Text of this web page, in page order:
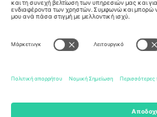
Av Chapultepec 360, Roma
Norte, Cuauhtémoc, 06700
Ciudad de México, CDMX,
Mexico
Η νομική οντότητα του παρόχου
τομέα. Για λεπτομέρειες